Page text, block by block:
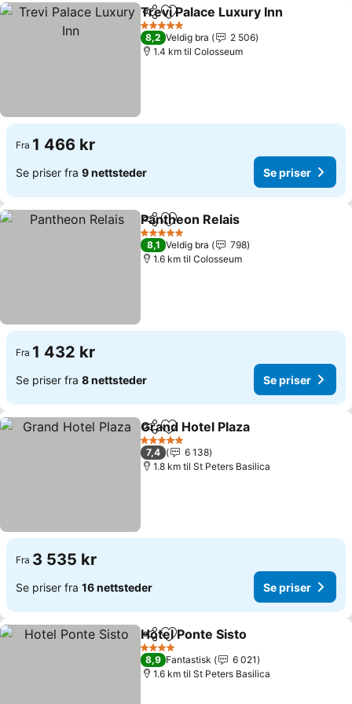
Del Legg til i favoritter
Trevi Palace Luxury Inn
5 Stjerner
8,2 Veldig bra
2 506
1.4 km til Colosseum
Fra 1 466 kr
Se priser fra 9 nettsteder Se priser
Del Legg til i favoritter
Pantheon Relais
5 Stjerner
8,1 Veldig bra
798
1.6 km til Colosseum
Fra 1 432 kr
Se priser fra 8 nettsteder Se priser
Del Legg til i favoritter
Grand Hotel Plaza
5 Stjerner
7,4
6 138
1.8 km til St Peters Basilica
Fra 3 535 kr
Se priser fra 16 nettsteder Se priser
Del Legg til i favoritter
Hotel Ponte Sisto
4 Stjerner
8,9 Fantastisk
6 021
1.6 km til St Peters Basilica